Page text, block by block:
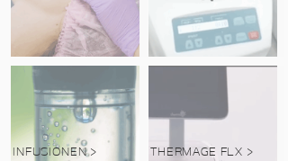
INFUSIONEN > THERMAGE FLX >